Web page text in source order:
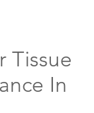
Tissue
In